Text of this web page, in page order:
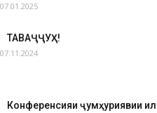
07.01.2025
ТАВАҶҶУҲ!
07.11.2024
Конференсияи ҷумҳуриявии